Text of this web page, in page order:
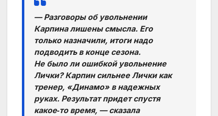
— Разговоры об увольнении
Карпина лишены смысла. Его
только назначили, итоги надо
подводить в конце сезона.
Не было ли ошибкой увольнение
Лички? Карпин сильнее Лички как
тренер, «Динамо» в надежных
руках. Результат придет спустя
какое‑то время, — сказала